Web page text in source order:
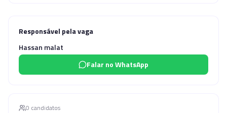
Responsável pela vaga
Hassan malat
Falar no WhatsApp
0 candidatos